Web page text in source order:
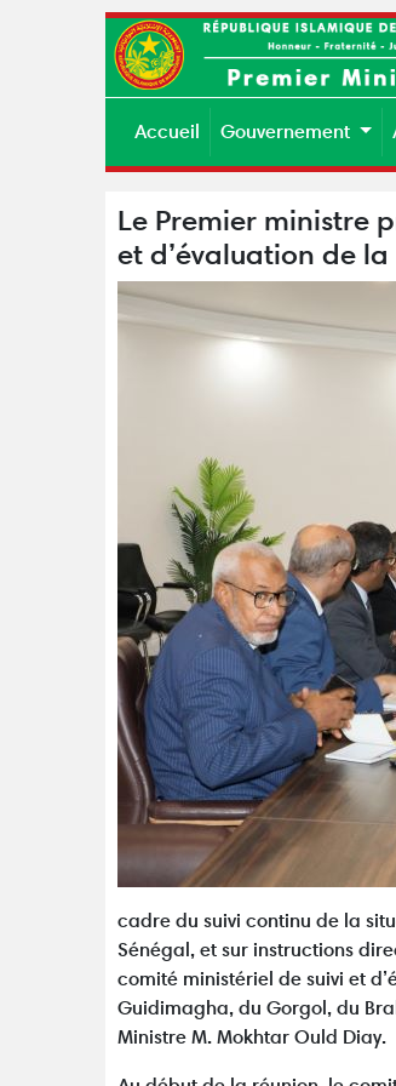
Accueil Gouvernement
Le Premier ministre
et d’évaluation de
cadre du suivi continu de la
Sénégal, et sur instructions
comité ministériel de suivi et
Guidimagha, du Gorgol, du
Ministre M. Mokhtar Ould Diay.